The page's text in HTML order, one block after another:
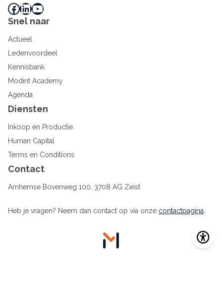
Facebook LinkedIn YouTube
Snel naar
Actueel
Ledenvoordeel
Kennisbank
Modint Academy
Agenda
Diensten
Inkoop en Productie
Human Capital
Terms en Conditions
Contact
Arnhemse Bovenweg 100, 3708 AG Zeist
Heb je vragen? Neem dan contact op via onze contactpagina